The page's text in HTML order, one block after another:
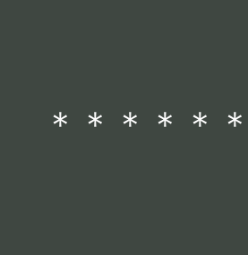
＊＊＊＊＊